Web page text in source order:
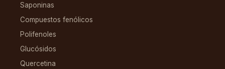
Saponinas
Compuestos fenólicos
Polifenoles
Glucósidos
Quercetina